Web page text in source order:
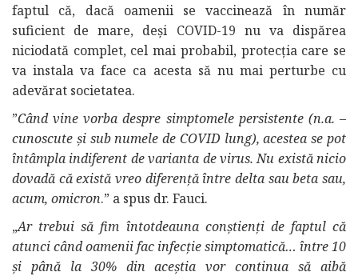
faptul că, dacă oamenii se vaccinează în număr
suficient de mare, deși COVID-19 nu va dispărea
niciodată complet, cel mai probabil, protecția care se
va instala va face ca acesta să nu mai perturbe cu
adevărat societatea.
”Când vine vorba despre simptomele persistente (n.a. –
cunoscute și sub numele de COVID lung), acestea se pot
întâmpla indiferent de varianta de virus. Nu există nicio
dovadă că există vreo diferență între delta sau beta sau,
acum, omicron.” a spus dr. Fauci.
„Ar trebui să fim întotdeauna conștienți de faptul că
atunci când oamenii fac infecție simptomatică… între 10
și până la 30% din aceștia vor continua să aibă